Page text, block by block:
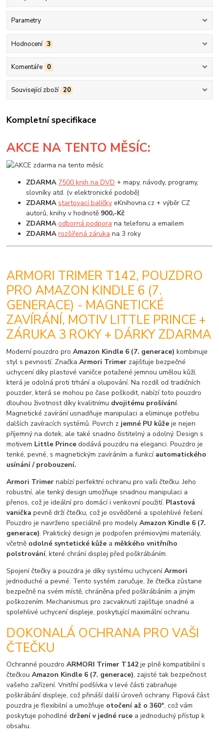
Parametry
Hodnocení 3
Komentáře 0
Související zboží 20
Kompletní specifikace
AKCE NA TENTO MĚSÍC:
ZDARMA 7500 knih na DVD + mapy, návody, programy,
slovníky atd. (v elektronické podobě)
ZDARMA startovací balíčky eKnihovna.cz + výběr CZ
autorů, knihy v hodnotě 900,-Kč
ZDARMA odborná podpora na telefonu a emailem
ZDARMA rozšířená záruka na 3 roky
ARMORI TRIMER T142, POUZDRO
PRO AMAZON KINDLE 6 (7.
GENERACE) - MAGNETICKÉ
ZAVÍRÁNÍ, MOTIV LITTLE PRINCE +
ZÁRUKA 3 ROKY + DÁRKY ZDARMA
Moderní pouzdro proAmazon Kindle 6 (7. generace) kombinuje
styl s pevností. ZnačkaArmori Trimer zajišťuje bezpečné
uchycení díky plastové vaničce potažené jemnou umělou kůží,
která je odolná proti trhání a olupování. Na rozdíl od tradičních
pouzder, která se mohou po čase poškodit, nabízí toto pouzdro
dlouhou životnost díky kvalitnímu dvojitému prošívání.
Magnetické zavírání usnadňuje manipulaci a eliminuje potřebu
dalších zavíracích systémů. Povrch z jemné PU kůže je nejen
příjemný na dotek, ale také snadno čistitelný a odolný. Design s
motivem Little Prince dodává pouzdru na eleganci. Pouzdro je
tenké, pevné, s magnetickým zavíráním a funkcí automatického
usínání / probouzení.
Armori Trimer nabízí perfektní ochranu pro vaši čtečku. Jeho
robustní, ale tenký design umožňuje snadnou manipulaci a
přenos, což je ideální pro domácí i venkovní použití. Plastová
vanička pevně drží čtečku, což je osvědčené a spolehlivé řešení.
Pouzdro je navrženo speciálně pro modely Amazon Kindle 6 (7.
generace). Praktický design je podpořen prémiovými materiály,
včetně odolné syntetické kůže a měkkého vnitřního
polstrování, které chrání displej před poškrábáním.
Spojení čtečky a pouzdra je díky systému uchyceníArmori
jednoduché a pevné. Tento systém zaručuje, že čtečka zůstane
bezpečně na svém místě, chráněna před poškrábáním a jiným
poškozením. Mechanismus pro zacvaknutí zajišťuje snadné a
spolehlivé uchycení displeje, poskytující maximální ochranu.
DOKONALÁ OCHRANA PRO VAŠI
ČTEČKU
Ochranné pouzdroARMORI Trimer T142je plně kompatibilní s
čtečkouAmazon Kindle 6 (7. generace), zajisté tak bezpečnost
vašeho zařízení. Vnitřní podšívka v levé části zabraňuje
poškrábání displeje, což přináší další úroveň ochrany. Flipová část
pouzdra je flexibilní a umožňuje otočení až o 360°, což vám
poskytuje pohodlné držení v jedné ruce a jednoduchý přístup k
obsahu.